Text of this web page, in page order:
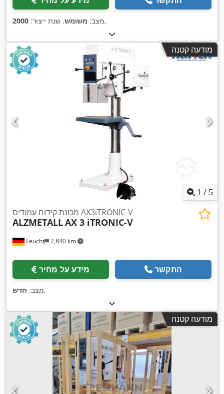
מצב: משומש, שנת ייצור: 2000 ,
מודעה קטנה
1 / 5
Feucht 2,840 km
מכונת קידוח עמודים AX3iTRONIC-V
ALZMETALLAX 3 iTRONIC-V
מידע על מחיר התקשר
מצב: חדש ,
מודעה קטנה